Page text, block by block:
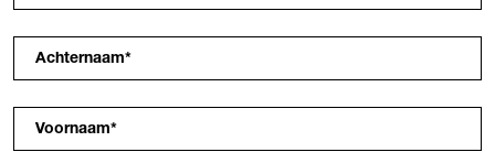
Achternaam*
Voornaam*